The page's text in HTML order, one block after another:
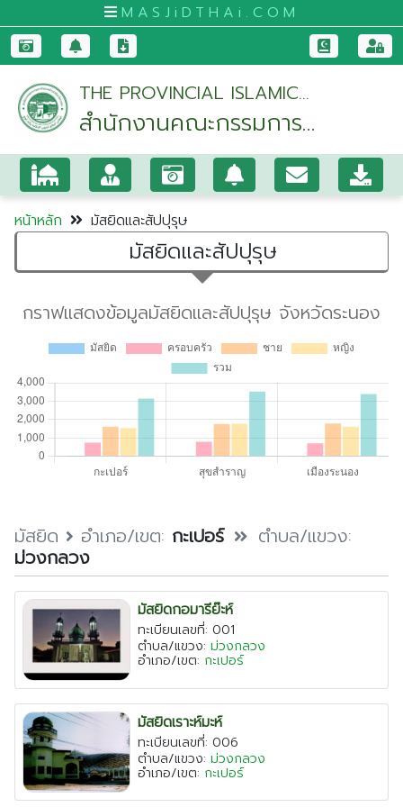
MASJiDTHAi.COM
หน้า
หลัก
มัสยิด
และ
สัป
ปุ
รุษ
กระบี่
ขอนแก่น
จันทบุรี
ชุมพร
ตรัง
นครนายก
นครศรีธรรมราช
ประจวบคีรีขันธ์
ปัตตานี
พังงา
พัทลุง
ภูเก็ต
ยะลา
ระนอง
สตูล
สระบุรี
สุราษฎร์ธานี
THE PROVINCIAL ISLAMIC
COUNCIL OF RANONG
สำนักงานคณะกรรมการ
อิสลามประจำจังหวัดระนอง
หน้าหลัก มัสยิดและสัปปุรุษ
มัสยิดและสัปปุรุษ
มัสยิด อำเภอ/เขต: กะเปอร์
ตำบล/แขวง:
ม่วงกลวง
มัสยิดกอมารีย๊ะห์
ทะเบียนเลขที่: 001
ตำบล/แขวง: ม่วงกลวง
อำเภอ/เขต: กะเปอร์
มัสยิดเราะห์มะห์
ทะเบียนเลขที่: 006
ตำบล/แขวง: ม่วงกลวง
อำเภอ/เขต: กะเปอร์